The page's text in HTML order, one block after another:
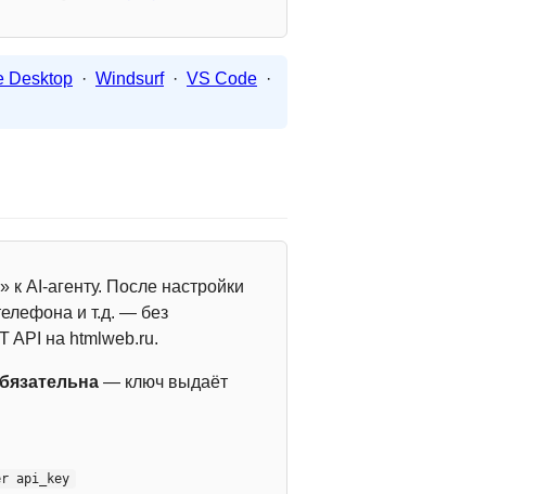
Desktop · Windsurf · VS Code ·
AI-агенту. После настройки
и т.д. — без
API на htmlweb.ru.
— ключ выдаёт
api_key